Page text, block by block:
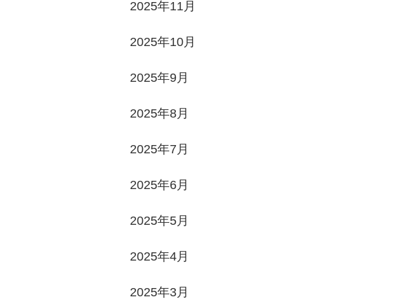
2025年11月
2025年10月
2025年9月
2025年8月
2025年7月
2025年6月
2025年5月
2025年4月
2025年3月